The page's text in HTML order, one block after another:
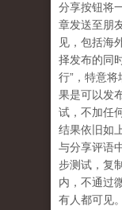
分享按钮将
章发送至朋
见，包括海
择发布的同
行”，特意将
果是可以发
试，不加任
结果依旧如
与分享评语
步测试，复
内，不通过
有人都可见